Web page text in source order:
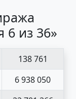
6 из 36»
138 761
6 938 050